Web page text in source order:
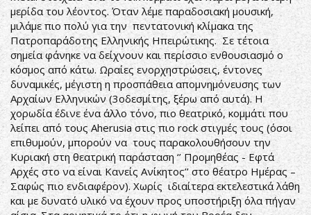
μερίδα του λέοντος. Όταν λέμε παραδοσιακή μουσική,
μιλάμε πιο πολύ για την πεντατονική κλίμακα της
Πατροπαράδοτης Ελληνικής Ηπειρώτικης. Σε τέτοια
σημεία φάνηκε να δείχνουν και περίσσιο ενθουσιασμό ο
κόσμος από κάτω. Ωραίες ενορχηστρώσεις, έντονες
δυναμικές, μέγιστη η προσπάθεια απομνημόνευσης των
Αρχαίων Ελληνικών (3οδεσμίτης, ξέρω από αυτά). Η
χορωδία έδινε ένα άλλο τόνο, πιο θεατρικό, κομμάτι που
λείπει από τους Aherusia στις πιο rock στιγμές τους (όσοι
επιθυμούν, μπορούν να τους παρακολουθήσουν την
Κυριακή στη θεατρική παράσταση ‘’ Προμηθέας - Εφτά
Αρχές στο να είναι Κανείς Ανίκητος’’ στο θέατρο Ημέρας –
Σαφώς πιο ενδιαφέρον). Χωρίς ιδιαίτερα εκτελεστικά λάθη
και με δυνατό υλικό να έχουν προς υποστήριξη όλα πήγαν